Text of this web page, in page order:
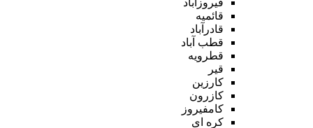
قائمیه
قادرآباد
قطب آباد
قطرویه
قیر
کارزین
کازرون
کامفیروز
کره ای